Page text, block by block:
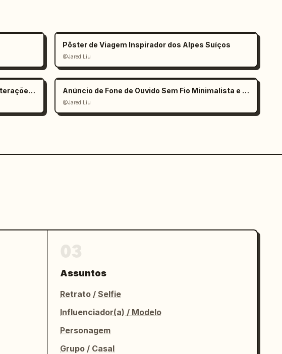
Pôster de Viagem Inspirador dos Alpes Suíços
@Jared Liu
Póster de Seminário Informativo sobre Alterações Climáticas Anúncio de Fone de Ouvido Sem Fio Minimalista e Elegante
@Jared Liu
Assuntos
Retrato / Selfie
Influenciador(a) / Modelo
Personagem
Grupo / Casal